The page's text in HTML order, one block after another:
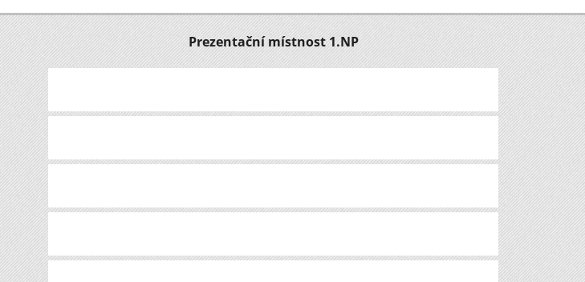
Prezentační místnost 1.NP